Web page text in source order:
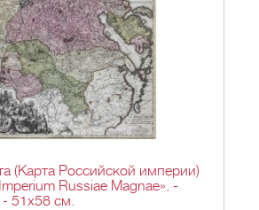
(Карта Российской империи)
Russiae Magnae». -
- 51х58 см.